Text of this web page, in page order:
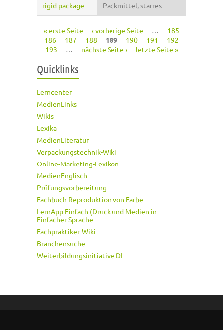
rigid package Packmittel, starres
Seiten
« erste Seite ‹ vorherige Seite …
185
186
187 188 189 190 191
192
193
… nächste Seite › letzte Seite »
Quicklinks
Lerncenter
MedienLinks
Wikis
Lexika
MedienLiteratur
Verpackungstechnik-Wiki
Online-Marketing-Lexikon
MedienEnglisch
Prüfungsvorbereitung
Fachbuch Reproduktion von Farbe
LernApp Einfach (Druck und Medien in
Einfacher Sprache
Fachpraktiker-Wiki
Branchensuche
Weiterbildungsinitiative DI